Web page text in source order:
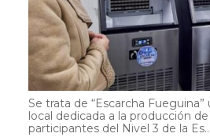
Se trata de “Escarcha
local dedicada a la producción
participantes del Nivel 3 de la Es...